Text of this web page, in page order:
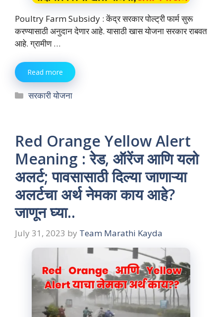
Poultry Farm Subsidy : केंद्र सरकार पोल्ट्री फार्म सुरू
करण्यासाठी अनुदान देणार आहे. यासाठी खास योजना सरकार राबवत
आहे. ग्रामीण …
Read more
Categories
सरकारी योजना
Red Orange Yellow Alert
Meaning : रेड, ऑरेंज आणि यलो
अलर्ट; पावसासाठी दिल्या जाणाऱ्या
अलर्टचा अर्थ नेमका काय आहे?
जाणून घ्या..
July 31, 2023 by Team Marathi Kayda